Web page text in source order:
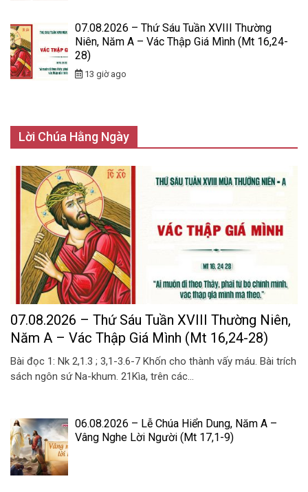
07.08.2026 – Thứ Sáu Tuần XVIII Thường
Niên, Năm A – Vác Thập Giá Mình (Mt 16,24-
28)
13 giờ ago
Lời Chúa Hằng Ngày
07.08.2026 – Thứ Sáu Tuần XVIII Thường Niên,
Năm A – Vác Thập Giá Mình (Mt 16,24-28)
Bài đọc 1: Nk 2,1.3 ; 3,1-3.6-7 Khốn cho thành vấy máu. Bài trích
sách ngôn sứ Na-khum. 21Kìa, trên các...
06.08.2026 – Lễ Chúa Hiển Dung, Năm A –
Vâng Nghe Lời Người (Mt 17,1-9)